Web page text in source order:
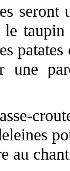
le
au